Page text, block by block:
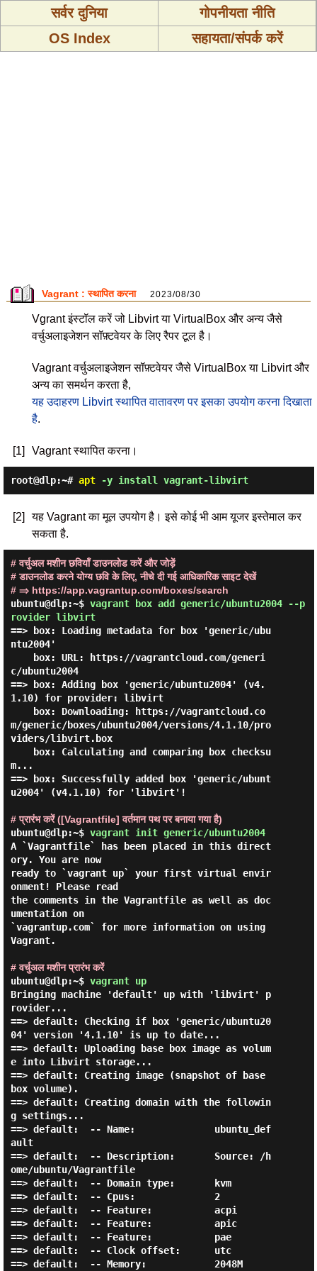
सर्वर दुनिया
गोपनीयता नीति
OS Index
सहायता/संपर्क करें
Vagrant : स्थापित करना 2023/08/30
Vgrant इंस्टॉल करें जो Libvirt या VirtualBox और अन्य जैसे
वर्चुअलाइजेशन सॉफ़्टवेयर के लिए रैपर टूल है।
Vagrant वर्चुअलाइजेशन सॉफ़्टवेयर जैसे VirtualBox या Libvirt और
अन्य का समर्थन करता है,
यह उदाहरण Libvirt स्थापित वातावरण पर इसका उपयोग करना दिखाता
है.
[1] Vagrant स्थापित करना।
root@dlp:~# apt-y install vagrant-libvirt
[2]
यह Vagrant का मूल उपयोग है। इसे कोई भी आम यूजर इस्तेमाल कर
सकता है.
# वर्चुअल मशीन छवियाँ डाउनलोड करें और जोड़ें
# डाउनलोड करने योग्य छवि के लिए, नीचे दी गई आधिकारिक साइट देखें
# ⇒ https://app.vagrantup.com/boxes/search
ubuntu@dlp:~$ vagrant box add generic/ubuntu2004 --p
rovider libvirt
==> box: Loading metadata for box 'generic/ubu
ntu2004'
c/ubuntu2004
==> box: Adding box 'generic/ubuntu2004' (v4.
1.10) for provider: libvirt
m/generic/boxes/ubuntu2004/versions/4.1.10/pro
viders/libvirt.box
m...
==> box: Successfully added box 'generic/ubunt
u2004' (v4.1.10) for 'libvirt'!
# प्रारंभ करें ([Vagrantfile] वर्तमान पथ पर बनाया गया है)
ubuntu@dlp:~$ vagrant init generic/ubuntu2004
A `Vagrantfile` has been placed in this direct
ory. You are now
ready to `vagrant up` your first virtual envir
onment! Please read
the comments in the Vagrantfile as well as doc
umentation on
`vagrantup.com` for more information on using
Vagrant.
# वर्चुअल मशीन प्रारंभ करें
ubuntu@dlp:~$ vagrant up
Bringing machine 'default' up with 'libvirt' p
rovider...
==> default: Checking if box 'generic/ubuntu20
04' version '4.1.10' is up to date...
==> default: Uploading base box image as volum
e into Libvirt storage...
==> default: Creating image (snapshot of base
box volume).
==> default: Creating domain with the followin
g settings...
==> default:  -- Name:              ubuntu_def
ault
==> default:  -- Description:       Source: /h
ome/ubuntu/Vagrantfile
==> default:  -- Domain type:       kvm
==> default:  -- Cpus:              2
==> default:  -- Feature:           acpi
==> default:  -- Feature:           apic
==> default:  -- Feature:           pae
==> default:  -- Clock offset:      utc
==> default:  -- Memory:            2048M